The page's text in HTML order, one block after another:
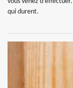
qui durent.